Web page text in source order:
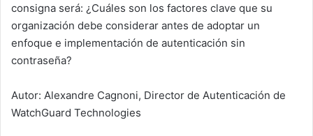
consigna será: ¿Cuáles son los factores clave que su
organización debe considerar antes de adoptar un
enfoque e implementación de autenticación sin
contraseña?
Autor: Alexandre Cagnoni, Director de Autenticación de
WatchGuard Technologies